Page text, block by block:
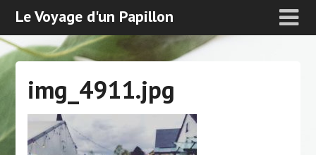
Le Voyage d'un Papillon
img_4911.jpg